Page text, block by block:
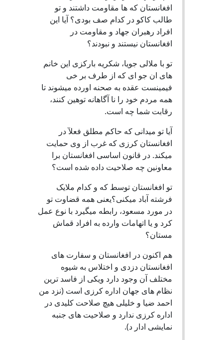
افغانستان که ها مقاومت داشتند و تو
طالب کاکو در کدام صف بودی؟ آیا این
افراد رهبران جهاد و مقاومت در
افغانستان نیستند و نبودند؟
تو با ملالی جویا، شکریه بارکزی این خانم
های ان جو ای که از طرف بر خی
فیمینست عقده به صحنه اورده میشوند تا
همه مردم خود را نا آگاهانه توهین کنند،
رقابت شما چه است.
آیا تو میدانی که حاکم مطلق فعلآ در
افغانستان کرزی که غرب از وی حمایت
میکند. در قانون اساسی افغانستان برا
معاونین چه صلاحیت داده شده است؟
تو افغانستان توسط که و کدام ملایک
فرشته آباد میکنی؟یعنی همه قضاوت تو
در مورد مسعود، رابطه میگیرد با نوع عمل
کرد و یا اتهامات وارده به افراد قماش
مستان؟
هم اکنون در افغانستان و سفارت های
افغانستان دزدی و اختلاس به شیوه
مختلف آن وجود دارد ویکی از فاسد ترین
نظام های جهان اداره کرزی است (نزد من
احمد ضیا و خلیلی هیچ صلاحت کلیدی در
اداره کرزی ندارد و صلاحیت های جنبه
نمایشی ادار د).